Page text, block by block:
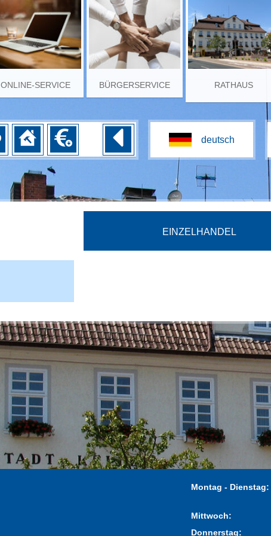
ONLINE-SERVICE BÜRGERSERVICE RATHAUS
EINZELHANDEL
Montag - Dienstag:
Mittwoch:
Donnerstag: